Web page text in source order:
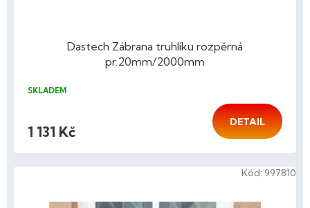
Dastech Zábrana truhlíku rozpěrná
pr.20mm/2000mm
SKLADEM
1 131 Kč
DETAIL
Kód: 997810